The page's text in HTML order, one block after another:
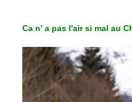
Ca n' a pas l'air si mal au